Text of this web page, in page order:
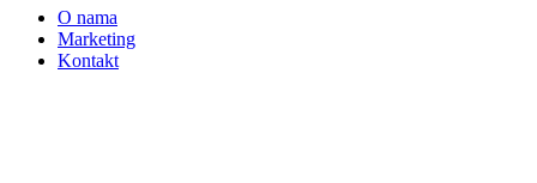
O nama
Marketing
Kontakt